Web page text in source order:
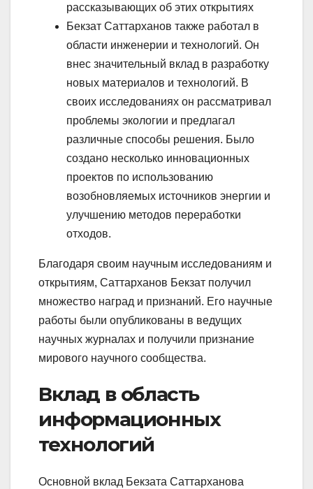
рассказывающих об этих открытиях
Бекзат Саттарханов также работал в
области инженерии и технологий. Он
внес значительный вклад в разработку
новых материалов и технологий. В
своих исследованиях он рассматривал
проблемы экологии и предлагал
различные способы решения. Было
создано несколько инновационных
проектов по использованию
возобновляемых источников энергии и
улучшению методов переработки
отходов.
Благодаря своим научным исследованиям и
открытиям, Саттарханов Бекзат получил
множество наград и признаний. Его научные
работы были опубликованы в ведущих
научных журналах и получили признание
мирового научного сообщества.
Вклад в область
информационных
технологий
Основной вклад Бекзата Саттарханова